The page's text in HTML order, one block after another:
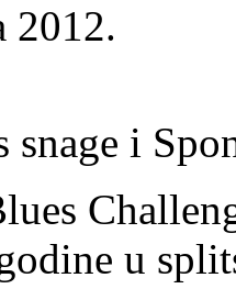
2012.
snage i
u